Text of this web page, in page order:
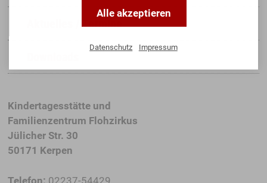
Aktuelles / Termine
Kindertagesstätte und
Familienzentrum Flohzirkus
Jülicher Str. 30
50171 Kerpen
Telefon: 02237-54429
Datenschutz Impressum
Alle akzeptieren